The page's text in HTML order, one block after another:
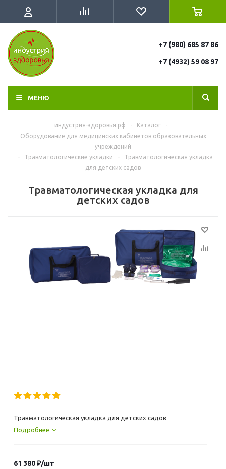
+7 (980) 685 87 86
+7 (4932) 59 08 97
МЕНЮ
индустрия-здоровья.рф - Каталог
-
Оборудование для медицинских кабинетов образовательных
учреждений
-
Травматологические укладки -
Травматологическая укладка
для детских садов
Травматологическая укладка для
детских садов
Травматологическая укладка для детских садов
Подробнее
61 380₽/шт